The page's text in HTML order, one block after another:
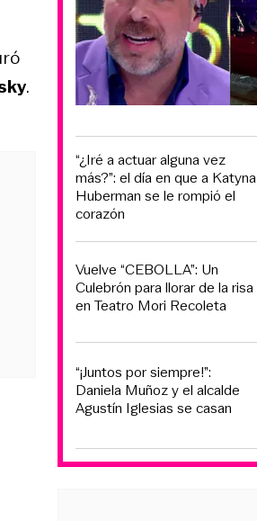
.
“¿Iré a actuar alguna vez
más?”: el día en que a Katyna
Huberman se le rompió el
corazón
Vuelve “CEBOLLA”: Un
Culebrón para llorar de la risa
en Teatro Mori Recoleta
“¡Juntos por siempre!”:
Daniela Muñoz y el alcalde
Agustín Iglesias se casan